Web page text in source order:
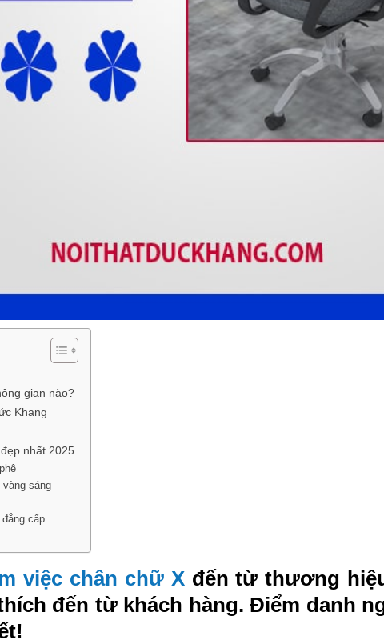
gian nào?
Khang
nhất 2025
sáng
cấp
việc chân chữ Xđến từ thương
đến từ khách hàng. Điểm danh